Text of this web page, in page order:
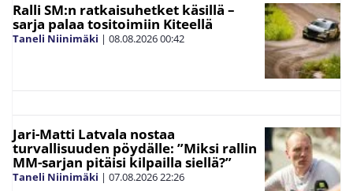
Ralli SM:n ratkaisuhetket käsillä –
sarja palaa tositoimiin Kiteellä
Taneli Niinimäki | 08.08.202600:42
Jari-Matti Latvala nostaa
turvallisuuden pöydälle: ”Miksi rallin
MM-sarjan pitäisi kilpailla siellä?”
Taneli Niinimäki | 07.08.202622:26